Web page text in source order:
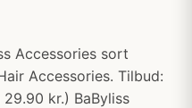
Accessories sort
Accessories. Tilbud:
kr.) BaByliss